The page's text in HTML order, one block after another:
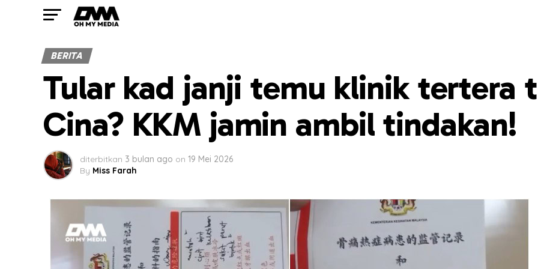
BERITA
Tular kad janji temu klinik tertera
Cina? KKM jamin ambil tindakan!
diterbitkan 3 bulan ago on 19 Mei 2026
By Miss Farah